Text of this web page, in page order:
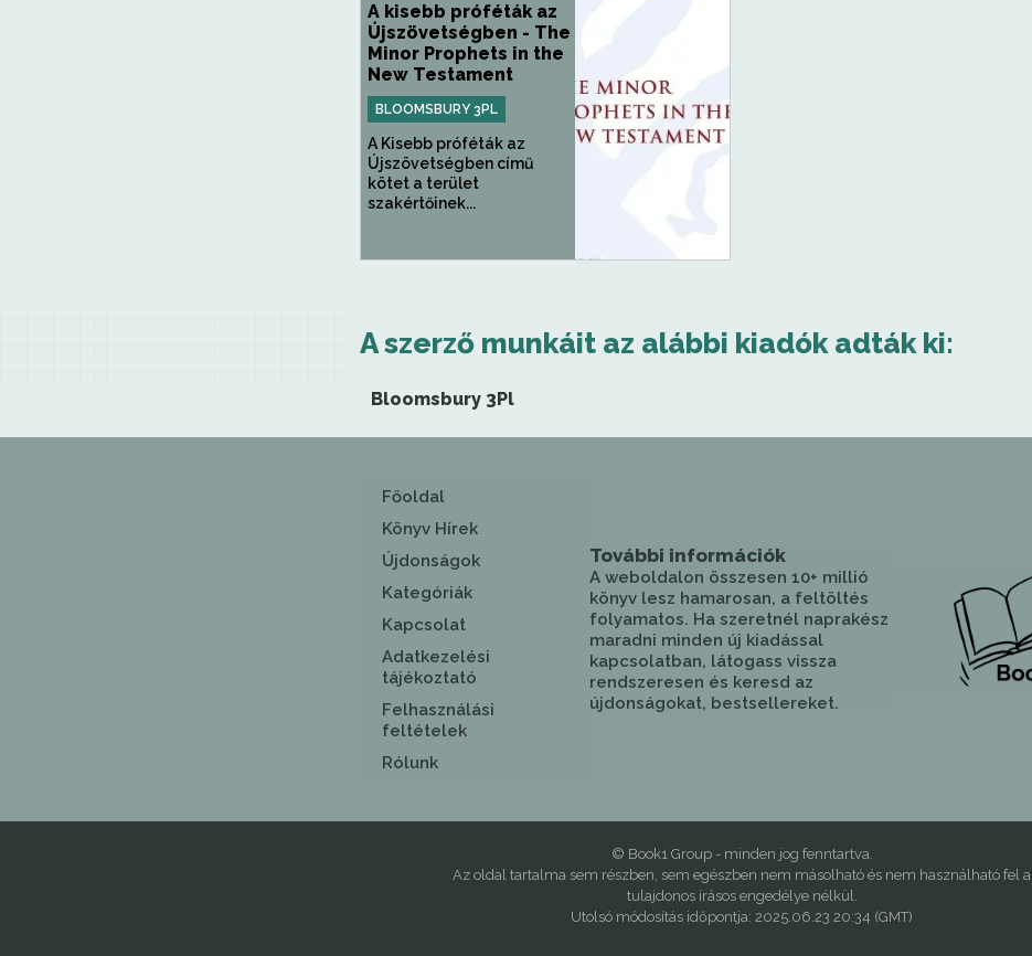
A kisebb próféták az
Újszövetségben - The
Minor Prophets in the
New Testament
BLOOMSBURY 3PL
A Kisebb próféták az
Újszövetségben című
kötet a terület
szakértőinek...
A szerző munkáit az alábbi kiadók adták ki:
Bloomsbury 3Pl
Főoldal
Könyv Hírek
Újdonságok
Kategóriák
Kapcsolat
Adatkezelési
tájékoztató
Felhasználási
feltételek
Rólunk
További információk
A weboldalon összesen 10+ millió
könyv lesz hamarosan, a feltöltés
folyamatos. Ha szeretnél naprakész
maradni minden új kiadással
kapcsolatban, látogass vissza
rendszeresen és keresd az
újdonságokat, bestsellereket.
© Book1 Group - minden jog fenntartva.
Az oldal tartalma sem részben, sem egészben nem másolható és nem használható fel a
tulajdonos írásos engedélye nélkül.
Utolsó módosítás időpontja: 2025.06.23 20:34 (GMT)